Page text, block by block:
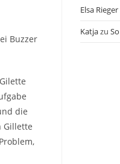
Buzzer
die
Gillette
Elsa Rieger
Katjazu